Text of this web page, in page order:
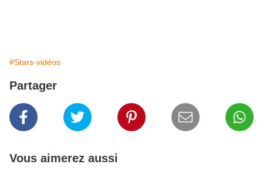
#Stars-vidéos
Partager
Vous aimerez aussi